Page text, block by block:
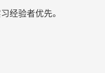
经验者优先。